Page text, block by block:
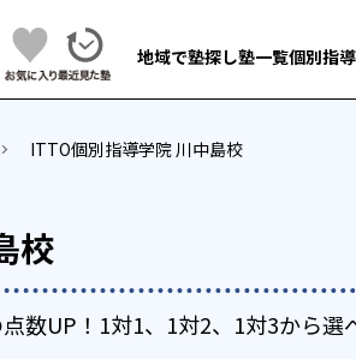
地域で塾探し塾一覧個別指
ITTO個別指導学院 川中島校
校
数UP！1対1、1対2、1対3から選